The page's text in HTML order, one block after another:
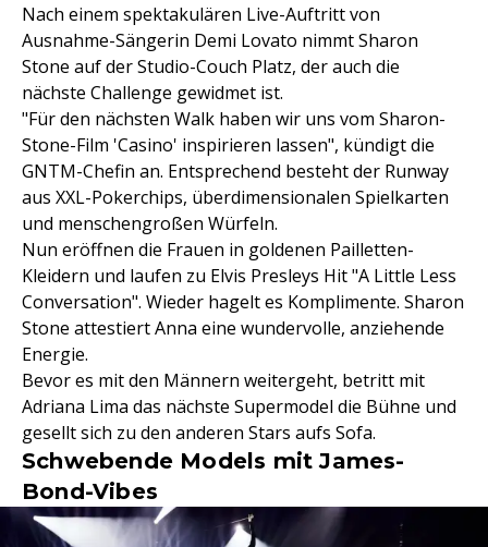
Nach einem spektakulären Live-Auftritt von
Ausnahme-Sängerin Demi Lovato nimmt Sharon
Stone auf der Studio-Couch Platz, der auch die
nächste Challenge gewidmet ist.
"Für den nächsten Walk haben wir uns vom Sharon-
Stone-Film 'Casino' inspirieren lassen", kündigt die
GNTM-Chefin an. Entsprechend besteht der Runway
aus XXL-Pokerchips, überdimensionalen Spielkarten
und menschengroßen Würfeln.
Nun eröffnen die Frauen in goldenen Pailletten-
Kleidern und laufen zu Elvis Presleys Hit "A Little Less
Conversation". Wieder hagelt es Komplimente. Sharon
Stone attestiert Anna eine wundervolle, anziehende
Energie.
Bevor es mit den Männern weitergeht, betritt mit
Adriana Lima das nächste Supermodel die Bühne und
gesellt sich zu den anderen Stars aufs Sofa.
Schwebende Models mit James-
Bond-Vibes